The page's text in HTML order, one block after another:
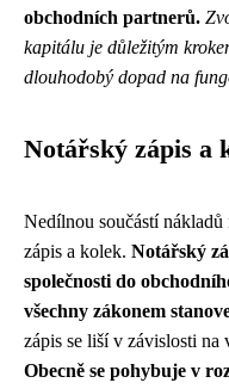
obchodních partnerů.
kapitálu je důležitým
dlouhodobý dopad na
Notářský zápis a
Nedílnou součástí nákladů
zápis a kolek. Notářský
společnosti do
všechny zákonem
zápis se liší v závislosti na
Obecně se pohybuje v